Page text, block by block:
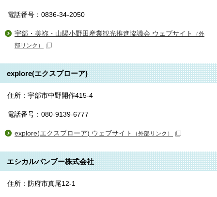
電話番号：0836-34-2050
宇部・美祢・山陽小野田産業観光推進協議会 ウェブサイト
（外
部リンク）
explore(エクスプローア)
住所：宇部市中野開作415-4
電話番号：080-9139-6777
explore(エクスプローア) ウェブサイト （外部リンク）
エシカルバンブー株式会社
住所：防府市真尾12-1